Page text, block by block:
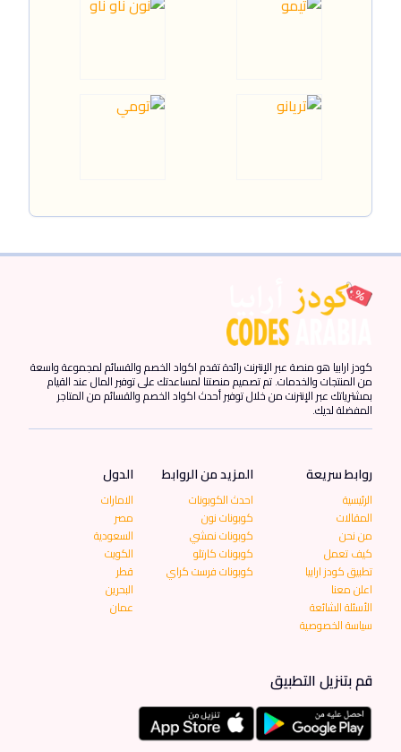
كودز ارابيا هو منصة عبر الإنترنت رائدة تقدم اكواد الخصم والقسائم لمجموعة واسعة
من المنتجات والخدمات. تم تصميم منصتنا لمساعدتك على توفير المال عند القيام
بمشترياتك عبر الإنترنت من خلال توفير أحدث اكواد الخصم والقسائم من المتاجر
المفضلة لديك.
روابط سريعة
الرئيسية
المقالات
من نحن
كيف تعمل
تطبيق كودز ارابيا
اعلن معنا
الأسئلة الشائعة
سياسة الخصوصية
المزيد من الروابط
احدث الكوبونات
كوبونات نون
كوبونات نمشي
كوبونات كارتلو
كوبونات فرست كراي
الدول
الامارات
مصر
السعودية
الكويت
قطر
البحرين
عمان
قم بتنزيل التطبيق